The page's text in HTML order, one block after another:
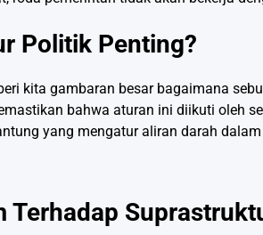
Politik Penting?
kita gambaran besar bagaimana
bahwa aturan ini diikuti oleh
yang mengatur aliran darah
Terhadap